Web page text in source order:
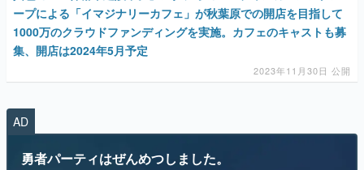
電ファミニコゲーマーとは？
運営：株式会社マレ
2023年11月30日 公開
AD